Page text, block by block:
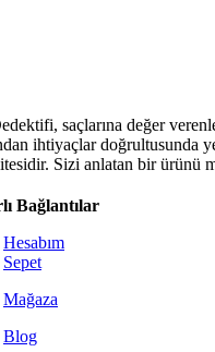
saçlarına değer
ihtiyaçlar doğrultusunda
Sizi anlatan bir ürünü
Bağlantılar
Hesabım
Sepet
Mağaza
Blog